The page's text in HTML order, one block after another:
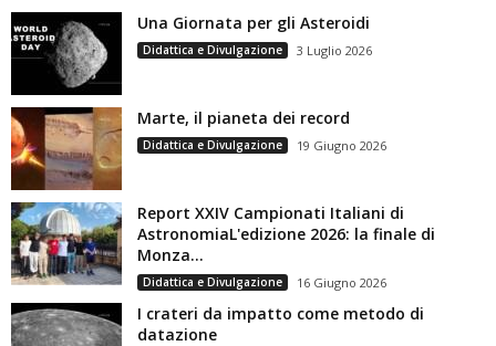
Una Giornata per gli Asteroidi
Didattica e Divulgazione 3 Luglio 2026
Marte, il pianeta dei record
Didattica e Divulgazione 19 Giugno 2026
Report XXIV Campionati Italiani di
AstronomiaL'edizione 2026: la finale di
Monza...
Didattica e Divulgazione 16 Giugno 2026
I crateri da impatto come metodo di
datazione